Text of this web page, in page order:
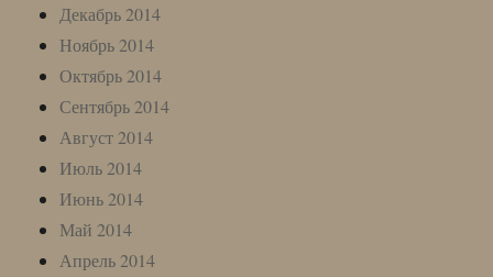
Декабрь 2014
Ноябрь 2014
Октябрь 2014
Сентябрь 2014
Август 2014
Июль 2014
Июнь 2014
Май 2014
Апрель 2014